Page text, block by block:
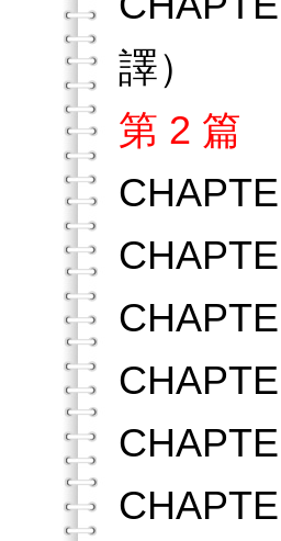
譯）
第 2 篇